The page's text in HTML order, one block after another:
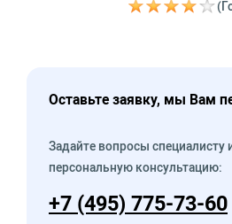
Оставьте заявку, мы Вам
Задайте вопросы специалисту
персональную консультацию:
+7 (495) 775-73-60